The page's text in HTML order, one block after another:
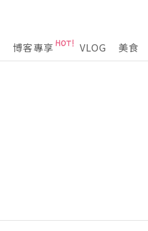
博客專享 VLOG 美食